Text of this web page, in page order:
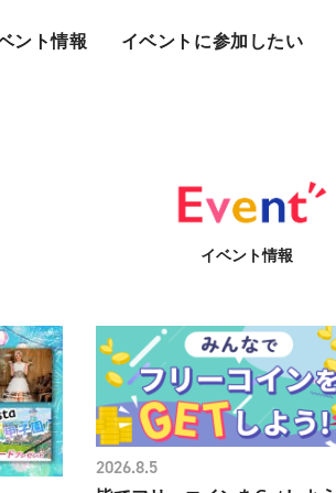
ント情報 イベントに参加したい
イベント情報
2026.8.5